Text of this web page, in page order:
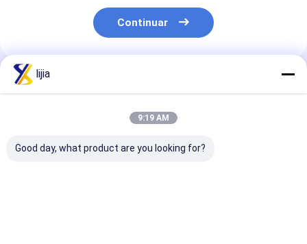
Continuar
Productos Recomendados
lijia
9:19 AM
Good day, what product are you looking for?